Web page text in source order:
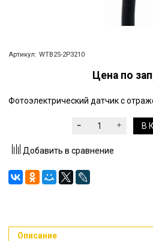
Артикул: WTB2S-2P3210
Цена по
Фотоэлектрический датчик с
В
Добавить в сравнение
Описание